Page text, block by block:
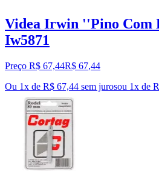
Videa Irwin ''Pino Com
Iw5871
Preço R$ 67,44R$ 67,44
Ou 1x de R$ 67,44 sem jurosou 1x de